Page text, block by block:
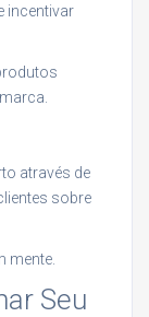
incentivar
através de
sobre
mente.
Seu